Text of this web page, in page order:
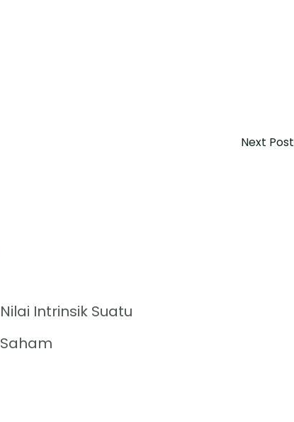
Next Post
Nilai Intrinsik Suatu
Saham